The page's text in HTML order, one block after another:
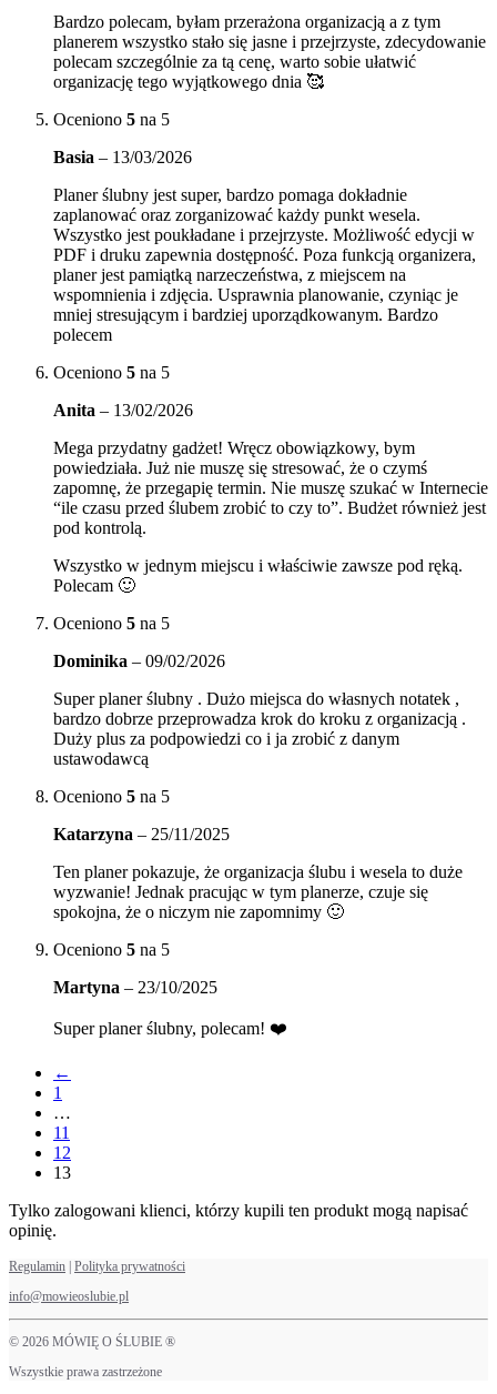
Bardzo polecam, byłam przerażona organizacją a z tym
planerem wszystko stało się jasne i przejrzyste, zdecydowanie
polecam szczególnie za tą cenę, warto sobie ułatwić
organizację tego wyjątkowego dnia 🥰
Oceniono 5 na 5
Basia – 13/03/2026
Planer ślubny jest super, bardzo pomaga dokładnie
zaplanować oraz zorganizować każdy punkt wesela.
Wszystko jest poukładane i przejrzyste. Możliwość edycji w
PDF i druku zapewnia dostępność. Poza funkcją organizera,
planer jest pamiątką narzeczeństwa, z miejscem na
wspomnienia i zdjęcia. Usprawnia planowanie, czyniąc je
mniej stresującym i bardziej uporządkowanym. Bardzo
polecem
Oceniono 5 na 5
Anita – 13/02/2026
Mega przydatny gadżet! Wręcz obowiązkowy, bym
powiedziała. Już nie muszę się stresować, że o czymś
zapomnę, że przegapię termin. Nie muszę szukać w Internecie
“ile czasu przed ślubem zrobić to czy to”. Budżet również jest
pod kontrolą.
Wszystko w jednym miejscu i właściwie zawsze pod ręką.
Polecam 🙂
Oceniono 5 na 5
Dominika – 09/02/2026
Super planer ślubny . Dużo miejsca do własnych notatek ,
bardzo dobrze przeprowadza krok do kroku z organizacją .
Duży plus za podpowiedzi co i ja zrobić z danym
ustawodawcą
Oceniono 5 na 5
Katarzyna – 25/11/2025
Ten planer pokazuje, że organizacja ślubu i wesela to duże
wyzwanie! Jednak pracując w tym planerze, czuje się
spokojna, że o niczym nie zapomnimy 🙂
Oceniono 5 na 5
Martyna – 23/10/2025
Super planer ślubny, polecam! ❤️
←
1
…
11
12
13
Tylko zalogowani klienci, którzy kupili ten produkt mogą napisać
opinię.
Regulamin Polityka prywatności
info@mowieoslubie.pl
© 2026 MÓWIĘ O ŚLUBIE ®
Wszystkie prawa zastrzeżone